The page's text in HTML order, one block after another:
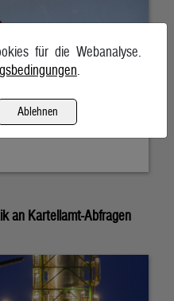
an Kartellamt-Abfragen
für die Webanalyse.
.
Ablehnen